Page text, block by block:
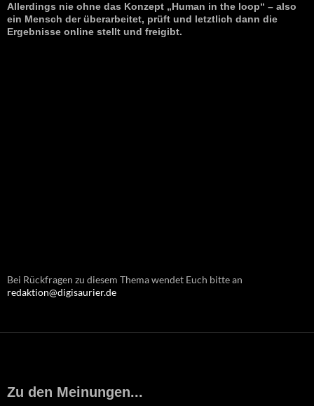
Allerdings nie ohne das Konzept „Human in the loop“ – also
ein Mensch der überarbeitet, prüft und letztlich dann die
Ergebnisse online stellt und freigibt.
Bei Rückfragen zu diesem Thema wendet Euch bitte an
redaktion@digisaurier.de
Zu den Meinungen...